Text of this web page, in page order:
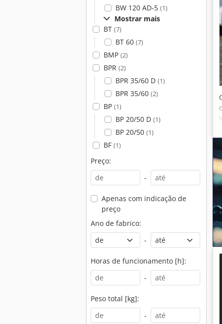
BW 120 AD-5 (1)
Mostrar mais
BT (7)
BT 60 (7)
BMP (2)
BPR (2)
BPR 35/60 D (1)
BPR 35/60 (2)
BP (1)
BP 20/50 D (1)
BP 20/50 (1)
BF (1)
Preço:
-
Apenas com indicação de
preço
Ano de fabrico:
-
Horas de funcionamento [h]:
-
Peso total [kg]:
-